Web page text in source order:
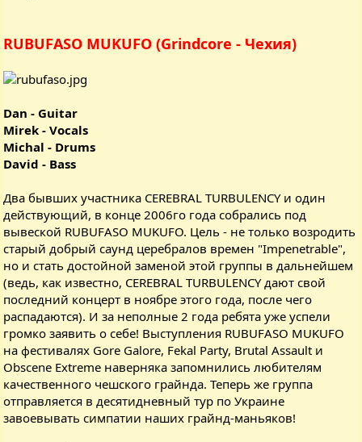
RUBUFASO MUKUFO (Grindcore - Чехия)
Dan - Guitar
Mirek - Vocals
Michal - Drums
David - Bass
Два бывших участника CEREBRAL TURBULENCY и один
действующий, в конце 2006го года собрались под
вывеской RUBUFASO MUKUFO. Цель - не только возродить
старый добрый саунд церебралов времен "Impenetrable",
но и стать достойной заменой этой группы в дальнейшем
(ведь, как известно, CEREBRAL TURBULENCY дают свой
последний концерт в ноябре этого года, после чего
распадаются). И за неполные 2 года ребята уже успели
громко заявить о себе! Выступления RUBUFASO MUKUFO
на фестивалях Gore Galore, Fekal Party, Brutal Assault и
Obscene Extreme наверняка запомнились любителям
качественного чешского грайнда. Теперь же группа
отправляется в десятидневный тур по Украине
завоевывать симпатии наших грайнд-маньяков!